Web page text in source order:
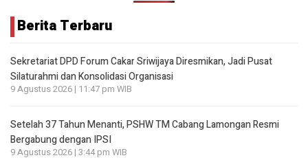
Berita Terbaru
Sekretariat DPD Forum Cakar Sriwijaya Diresmikan, Jadi Pusat
Silaturahmi dan Konsolidasi Organisasi
9 Agustus 2026 | 11:47 pm WIB
Setelah 37 Tahun Menanti, PSHW TM Cabang Lamongan Resmi
Bergabung dengan IPSI
9 Agustus 2026 | 3:44 pm WIB